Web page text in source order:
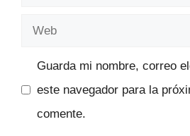
Web
Guarda mi nombre, correo
este navegador para la
comente.